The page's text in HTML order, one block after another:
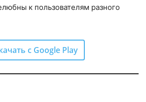
к пользователям разного
с Google Play